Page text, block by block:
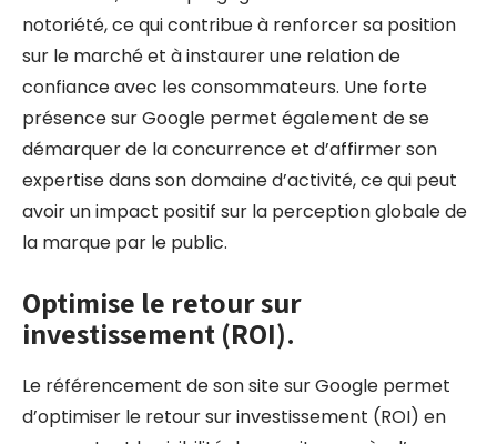
notoriété, ce qui contribue à renforcer sa position
sur le marché et à instaurer une relation de
confiance avec les consommateurs. Une forte
présence sur Google permet également de se
démarquer de la concurrence et d’affirmer son
expertise dans son domaine d’activité, ce qui peut
avoir un impact positif sur la perception globale de
la marque par le public.
Optimise le retour sur
investissement (ROI).
Le référencement de son site sur Google permet
d’optimiser le retour sur investissement (ROI) en